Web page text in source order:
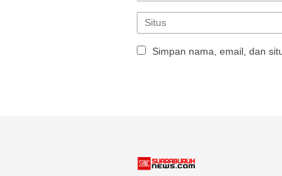
Simpan nama, email, dan